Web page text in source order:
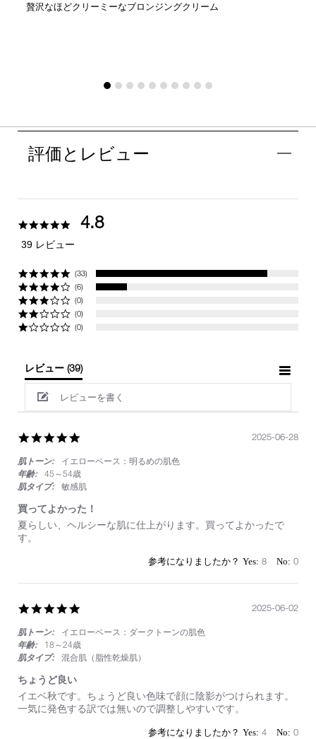
贅沢なほどクリーミーなブロンジングクリーム
評価とレビュー
4.8
rating
4.8
39 レビュー
(33)
(6)
(0)
(0)
(0)
レビュー (39)
レビューを書く
rating
肌トーン:
イエローベース：明るめの肌色
年齢:
45～54歳
肌タイプ:
敏感肌
買ってよかった！
Review
by
2025
review
stating
よ
っ
夏らしい、ヘルシーな肌に仕上がります。買ってよかったで
す。
2025-06-28
8 0
rating
肌トーン:
イエローベース：ダークトーンの肌色
年齢:
18～24歳
肌タイプ:
混合肌（脂性乾燥肌）
ちょうど良い
Review
by
review
stating
イエベ秋です。ちょうど良い色味で顔に陰影がつけられます。
一気に発色する訳では無いので調整しやすいです。
2025-06-02
4 0